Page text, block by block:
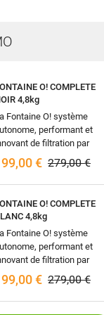
O! COMPLETE
4,8kg
Fontaine O! système
performant et
de filtration par
naturelle, pouvant
à votre arrivée
(en...
€ 279,00 €
O! COMPLETE
4,8kg
Fontaine O! système
performant et
de filtration par
naturelle, pouvant
à votre arrivée
(en...
€ 279,00 €